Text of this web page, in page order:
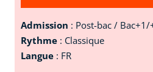
Admission : Post-bac / Bac+1/
Rythme : Classique
Langue : FR